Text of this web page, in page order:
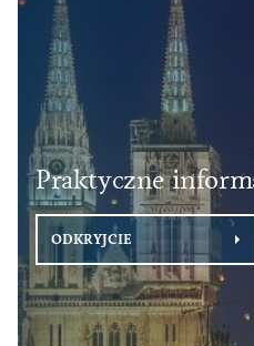
Praktyczne
ODKRYJCIE